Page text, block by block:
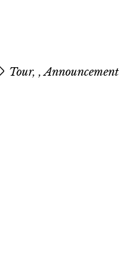
Tour, , Announcement